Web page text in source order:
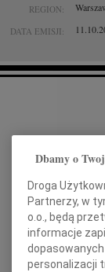
REGION:
DATA EMISJI:
Dbamy o
Droga
Partnerzy, w
o.o., będą
informacje
personalizacji